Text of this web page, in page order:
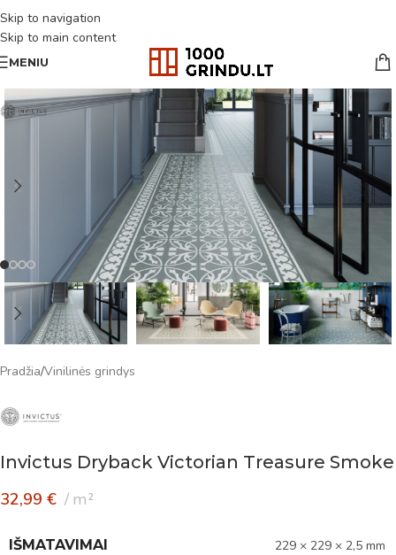
Skip to navigation
Skip to main content
MENIU
Pradžia/Vinilinės grindys
Invictus Dryback Victorian Treasure Smoke
32,99 € m²
IŠMATAVIMAI 229 × 229 × 2,5 mm